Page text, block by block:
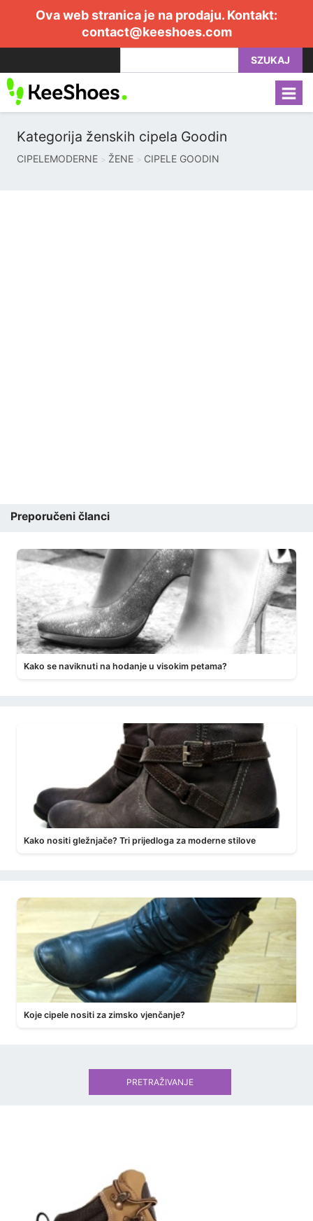
Ova web stranica je na prodaju. Kontakt:
contact@keeshoes.com
SZUKAJ
Kategorija ženskih cipela Goodin
CIPELEMODERNE ŽENE CIPELE GOODIN
Preporučeni članci
Kako se naviknuti na hodanje u visokim petama?
Kako nositi gležnjače? Tri prijedloga za moderne stilove
Koje cipele nositi za zimsko vjenčanje?
PRETRAŽIVANJE